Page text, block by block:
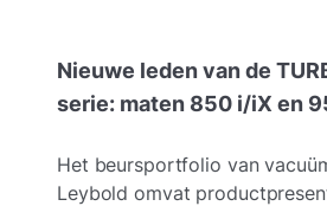
Nieuwe leden van de
serie: maten 850 i/iX en
Het beursportfolio van
Leybold omvat